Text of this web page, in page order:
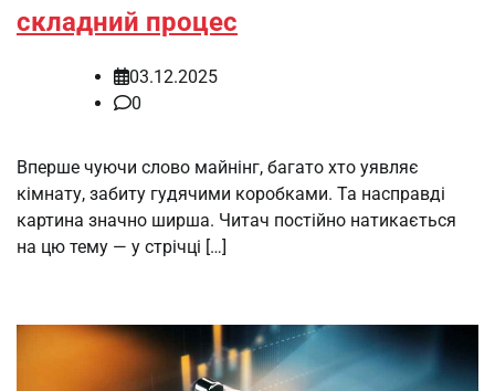
складний процес
03.12.2025
0
Вперше чуючи слово майнінг, багато хто уявляє
кімнату, забиту гудячими коробками. Та насправді
картина значно ширша. Читач постійно натикається
на цю тему — у стрічці […]